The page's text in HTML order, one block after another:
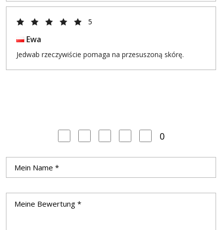
5
Ewa
Jedwab rzeczywiście pomaga na przesuszoną skórę.
0